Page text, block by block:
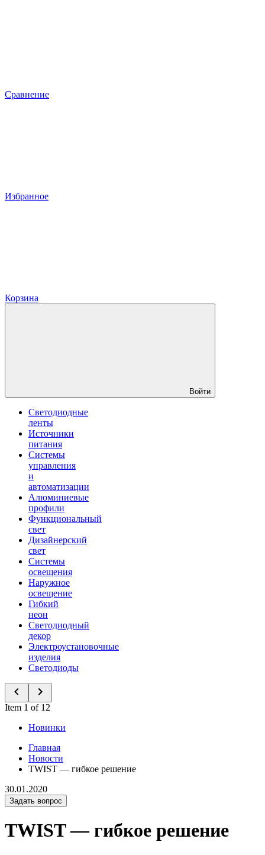
Сравнение
Избранное
Корзина
Войти
Светодиодные
ленты
Источники
питания
Системы
управления
и
автоматизации
Алюминиевые
профили
Функциональный
свет
Дизайнерский
свет
Системы
освещения
Наружное
освещение
Гибкий
неон
Светодиодный
декор
Электроустановочные
изделия
Светодиоды
Item 1 of 12
Новинки
Главная
Новости
TWIST — гибкое решение
30.01.2020
Задать вопрос
TWIST — гибкое решение